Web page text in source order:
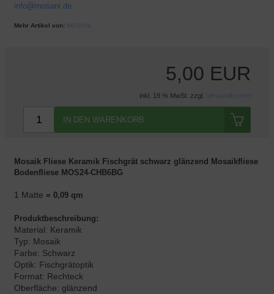
info@mosani.de
Mehr Artikel von: MOSANI
5,00 EUR
inkl. 19 % MwSt. zzgl. Versandkosten
IN DEN WARENKORB
Mosaik Fliese Keramik Fischgrät schwarz glänzend Mosaikfliese
Bodenfliese MOS24-CHB6BG
1 Matte = 0,09 qm
Produktbeschreibung:
Material: Keramik
Typ: Mosaik
Farbe: Schwarz
Optik: Fischgrätoptik
Format: Rechteck
Oberfläche: glänzend